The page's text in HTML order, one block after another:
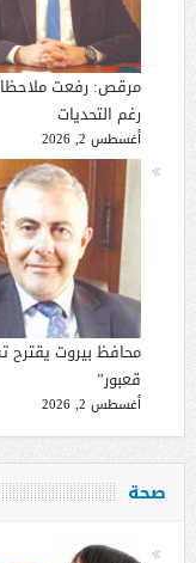
مرقص: رفعت
رغم التحديات
أغسطس 2, 2026
محافظ بيروت يقترح
قعبور”
أغسطس 2, 2026
صحة